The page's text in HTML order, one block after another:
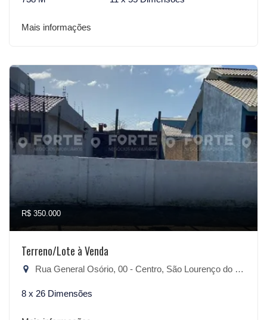
Mais informações
R$ 350.000
Terreno/Lote à Venda
Rua General Osório, 00 - Centro, São Lourenço do Sul-RS
8 x 26 Dimensões